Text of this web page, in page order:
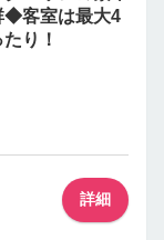
◆客室は最大4
り！
詳細